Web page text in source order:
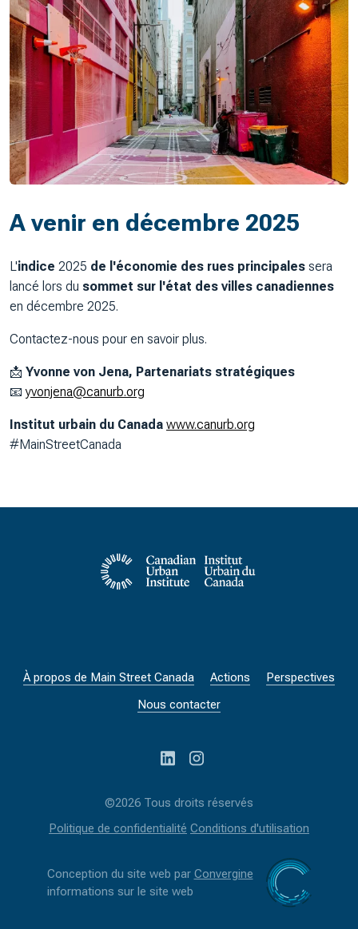
A venir en décembre 2025
L'indice 2025 de l'économie des rues principales sera
lancé lors du sommet sur l'état des villes canadiennes
en décembre 2025.
Contactez-nous pour en savoir plus.
📩 Yvonne von Jena, Partenariats stratégiques
📧yvonjena@canurb.org
Institut urbain du Canada www.canurb.org
#MainStreetCanada
À propos de Main Street Canada Actions
Perspectives
Nous contacter
©2026 Tous droits réservés
Politique de confidentialité Conditions d'utilisation
Conception du site web par Convergine
informations sur le site web